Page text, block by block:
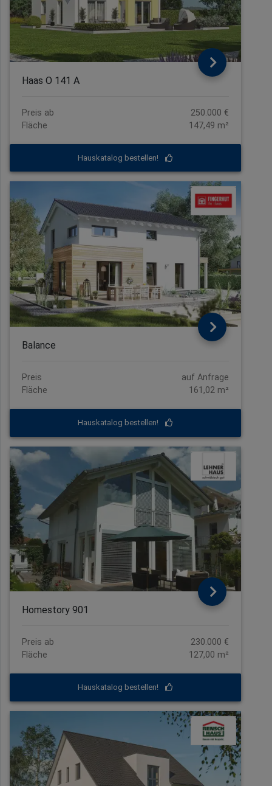
Haas O 141 A
Preis ab
250.000 €
Fläche
147,49 m²
Hauskatalog bestellen!
Balance
Preis
auf Anfrage
Fläche
161,02 m²
Hauskatalog bestellen!
Homestory 901
Preis ab
230.000 €
Fläche
127,00 m²
Hauskatalog bestellen!